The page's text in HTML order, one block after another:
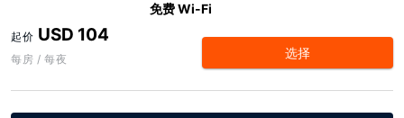
免费 Wi-Fi
起价 USD 104
每房 / 每夜 选择